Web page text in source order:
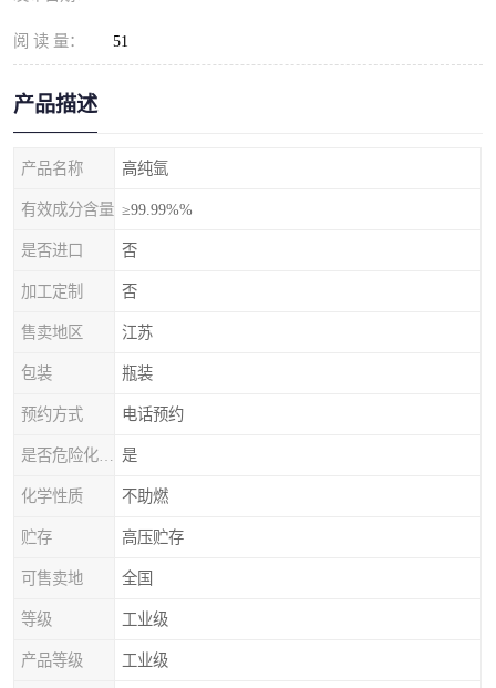
阅 读 量： 51
产品描述
产品名称 高纯氩
有效成分含量 ≥99.99%%
是否进口 否
加工定制 否
售卖地区 江苏
包装 瓶装
预约方式 电话预约
是
化学性质 不助燃
贮存 高压贮存
可售卖地 全国
等级 工业级
产品等级 工业级